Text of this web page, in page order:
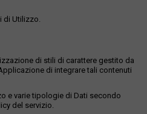
di Utilizzo.
di stili di carattere gestito da
di integrare tali contenuti
e varie tipologie di Dati secondo
del servizio.